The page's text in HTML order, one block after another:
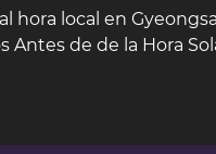
hora local en
Antes de de la Hora